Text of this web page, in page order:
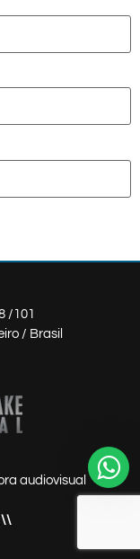
/101
/ Brasil
audiovisual
\\